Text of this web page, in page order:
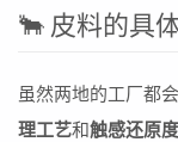
🐂 皮料的具
虽然两地的工厂都
理工艺和触感还原度